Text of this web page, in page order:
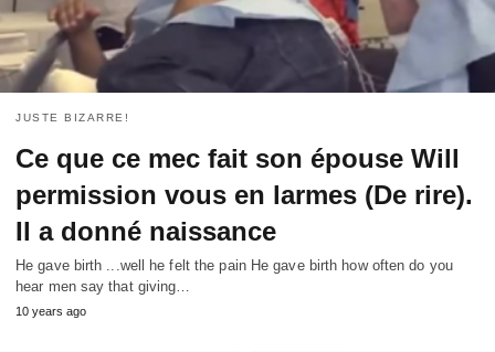
JUSTE BIZARRE!
Ce que ce mec fait son épouse Will
permission vous en larmes (De rire).
Il a donné naissance
He gave birth ...well he felt the pain He gave birth how often do you
hear men say that giving…
10 years ago